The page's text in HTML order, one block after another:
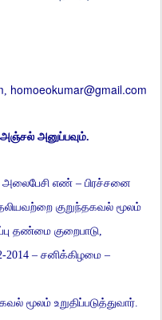
, homoeokumar@gmail.com
அஞ்சல் அனுப்பவும்.
அலைபேசி எண் – பிரச்சனை
குறுந்தகவல் மூலம்
தண்மை குறைபாடு,
2014 – சனிக்கிழமை –
மூலம் உறுதிப்படுத்துவார்.